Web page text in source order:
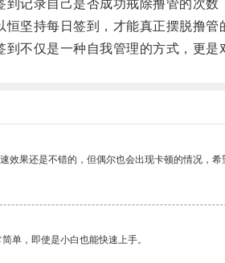
录自己是否成功戒除撸管的次数
持每日签到，才能真正摆脱撸管
仅是一种自我管理的方式，更是
效果还是不错的，但偶尔也会出现卡顿的情况，希
单，即使是小白也能快速上手。